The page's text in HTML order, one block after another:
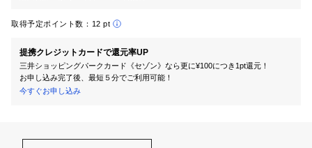
取得予定ポイント数： 12 pt
提携クレジットカードで還元率UP
三井ショッピングパークカード《セゾン》なら更に¥100につき1pt還元！
お申し込み完了後、最短５分でご利用可能！
今すぐお申し込み